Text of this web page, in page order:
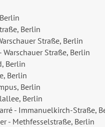
Berlin
Straße, Berlin
Straße, Berlin
Berlin
Berlin
Berlin
Berlin
- Immanuelkirch-Straße,
- Methfesselstraße, Berlin